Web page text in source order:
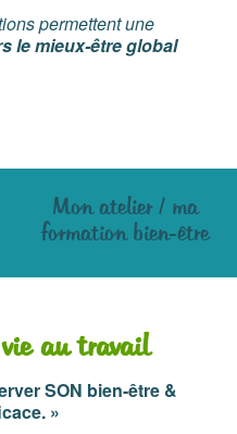
permettent une
le mieux-être global
Mon atelier / ma
formation bien-être
au travail
SON bien-être &
»